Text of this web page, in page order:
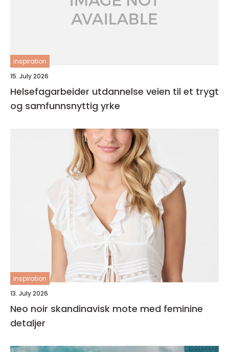
inspiration
15. July 2026
Helsefagarbeider utdannelse veien til et trygt
og samfunnsnyttig yrke
inspiration
13. July 2026
Neo noir skandinavisk mote med feminine
detaljer